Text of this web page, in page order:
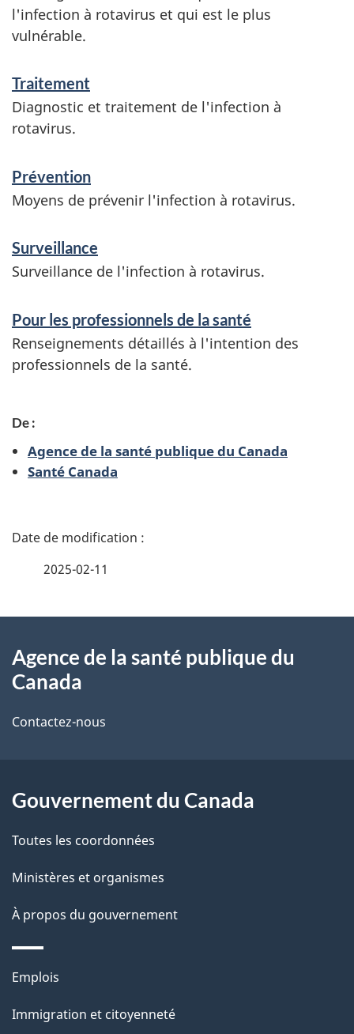
t
e
n
s
e
i
n
e
m
e
n
s
l'infection à rotavirus et qui est le plus
vulnérable.
Traitement
Diagnostic et traitement de l'infection à
rotavirus.
Prévention
Moyens de prévenir l'infection à rotavirus.
Surveillance
Surveillance de l'infection à rotavirus.
Pour les professionnels de la santé
Renseignements détaillés à l'intention des
professionnels de la santé.
De :
Agence de la santé publique du Canada
Santé Canada
D
i
s
e
l
a
p
a
g
e
2025-02-11
propos
ce
Agence de la santé publique du
Canada
Contactez-nous
Gouvernement du Canada
Toutes les coordonnées
Ministères et organismes
À propos du gouvernement
Thèmes
sujets
Emplois
Immigration et citoyenneté